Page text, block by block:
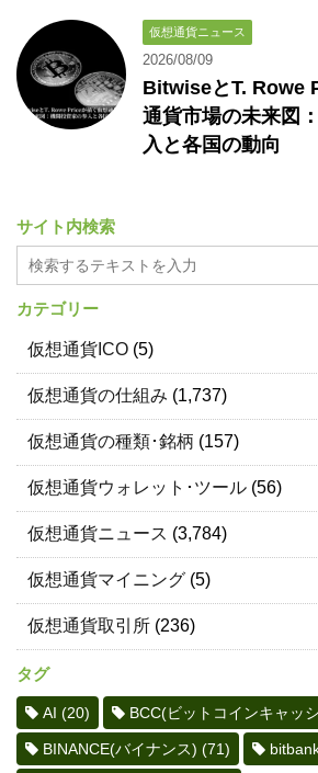
仮想通貨ニュース
2026/08/09
BitwiseとT. Rowe
通貨市場の未来図
入と各国の動向
サイト内検索
カテゴリー
仮想通貨ICO (5)
仮想通貨の仕組み (1,737)
仮想通貨の種類･銘柄 (157)
仮想通貨ウォレット･ツール (56)
仮想通貨ニュース (3,784)
仮想通貨マイニング (5)
仮想通貨取引所 (236)
タグ
AI (20) BCC(ビットコインキャッ
BINANCE(バイナンス) (71)